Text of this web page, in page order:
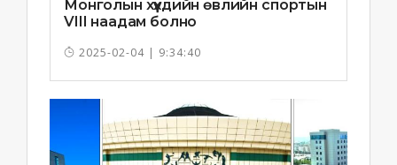
Монголын хүүхдийн өвлийн спортын
VIII наадам болно
2025-02-04 | 9:34:40